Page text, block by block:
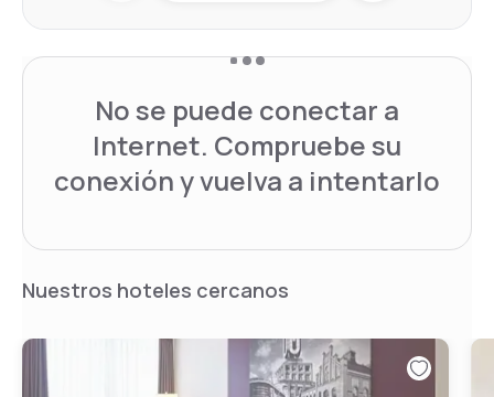
No se puede conectar a
Internet. Compruebe su
conexión y vuelva a intentarlo
Nuestros hoteles cercanos